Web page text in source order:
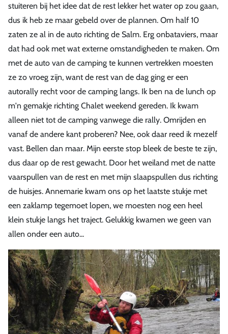
stuiteren bij het idee dat de rest lekker het water op zou gaan,
dus ik heb ze maar gebeld over de plannen. Om half 10
zaten ze al in de auto richting de Salm. Erg onbataviers, maar
dat had ook met wat externe omstandigheden te maken. Om
met de auto van de camping te kunnen vertrekken moesten
ze zo vroeg zijn, want de rest van de dag ging er een
autorally recht voor de camping langs. Ik ben na de lunch op
m'n gemakje richting Chalet weekend gereden. Ik kwam
alleen niet tot de camping vanwege die rally. Omrijden en
vanaf de andere kant proberen? Nee, ook daar reed ik mezelf
vast. Bellen dan maar. Mijn eerste stop bleek de beste te zijn,
dus daar op de rest gewacht. Door het weiland met de natte
vaarspullen van de rest en met mijn slaapspullen dus richting
de huisjes. Annemarie kwam ons op het laatste stukje met
een zaklamp tegemoet lopen, we moesten nog een heel
klein stukje langs het traject. Gelukkig kwamen we geen van
allen onder een auto...